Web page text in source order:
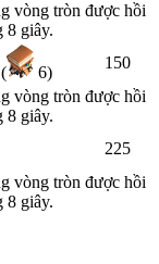
vòng tròn được hồi
8 giây.
6)
150
vòng tròn được hồi
8 giây.
225
vòng tròn được hồi
8 giây.